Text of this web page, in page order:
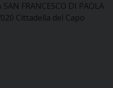
SAN FRANCESCO DI PAOLA
Cittadella del Capo